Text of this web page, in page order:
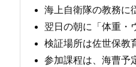
海上自衛隊の教務に
翌日の朝に「体重・
検証場所は佐世保教
参加課程は、海曹予